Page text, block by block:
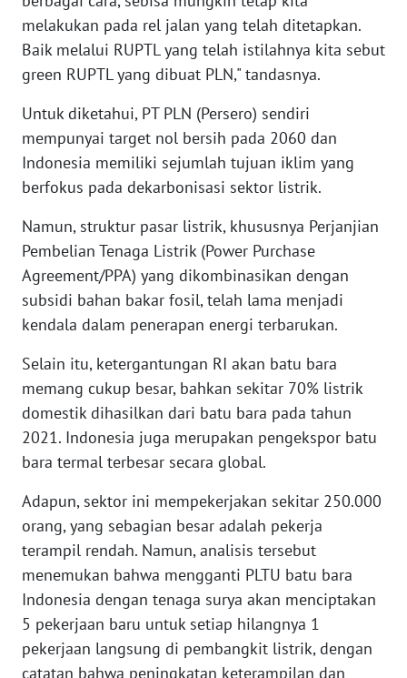
melakukan pada rel jalan yang telah ditetapkan.
Baik melalui RUPTL yang telah istilahnya kita sebut
green RUPTL yang dibuat PLN," tandasnya.
Untuk diketahui, PT PLN (Persero) sendiri
mempunyai target nol bersih pada 2060 dan
Indonesia memiliki sejumlah tujuan iklim yang
berfokus pada dekarbonisasi sektor listrik.
Namun, struktur pasar listrik, khususnya Perjanjian
Pembelian Tenaga Listrik (Power Purchase
Agreement/PPA) yang dikombinasikan dengan
subsidi bahan bakar fosil, telah lama menjadi
kendala dalam penerapan energi terbarukan.
Selain itu, ketergantungan RI akan batu bara
memang cukup besar, bahkan sekitar 70% listrik
domestik dihasilkan dari batu bara pada tahun
2021. Indonesia juga merupakan pengekspor batu
bara termal terbesar secara global.
Adapun, sektor ini mempekerjakan sekitar 250.000
orang, yang sebagian besar adalah pekerja
terampil rendah. Namun, analisis tersebut
menemukan bahwa mengganti PLTU batu bara
Indonesia dengan tenaga surya akan menciptakan
5 pekerjaan baru untuk setiap hilangnya 1
pekerjaan langsung di pembangkit listrik, dengan
catatan bahwa peningkatan keterampilan dan
WN
KALTARA
WN
WN
KALTIM
SULSEL
WN
GORONTALO
SULUT
WN
MALUKU
MALUT
WN
WN
DANAU
TOBA